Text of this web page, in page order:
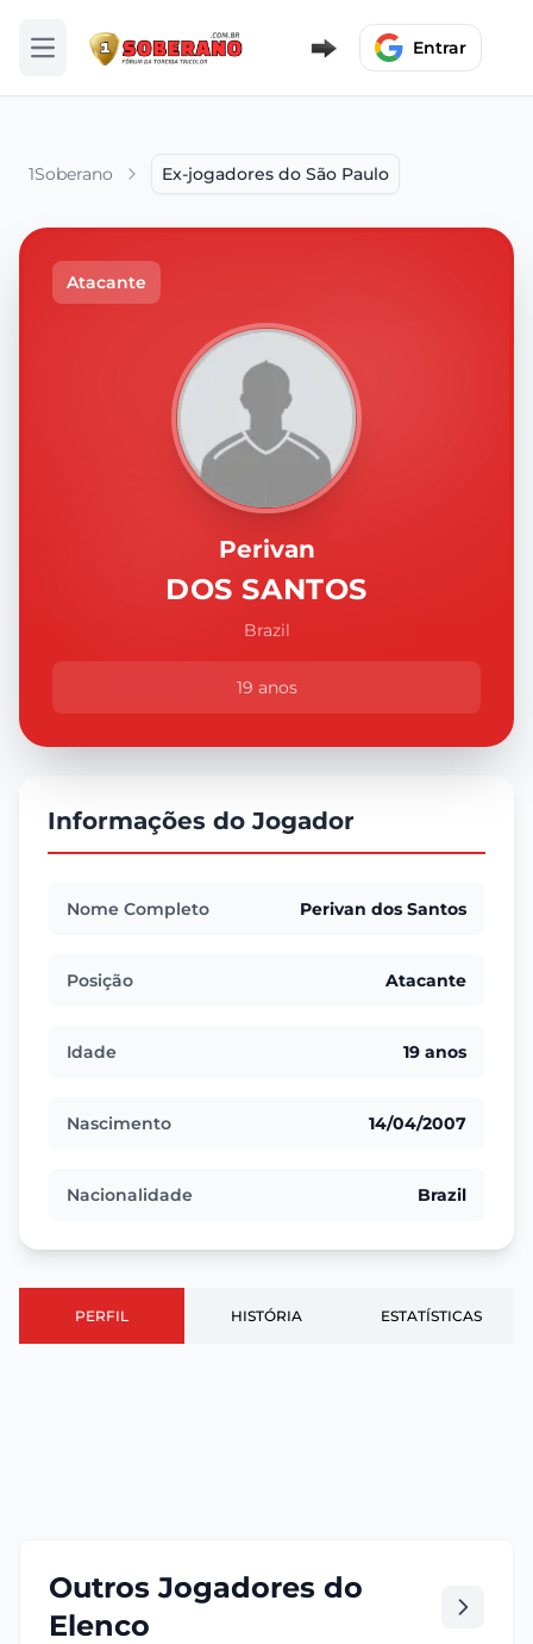
Abrir menu Entrar
1Soberano Ex-jogadores do São Paulo
Atacante
Perivan
DOS SANTOS
Brazil
19 anos
Informações do Jogador
Nome Completo Perivan dos Santos
Posição Atacante
Idade 19 anos
Nascimento 14/04/2007
Nacionalidade Brazil
PERFIL HISTÓRIA ESTATÍSTICAS
Outros Jogadores do
Elenco